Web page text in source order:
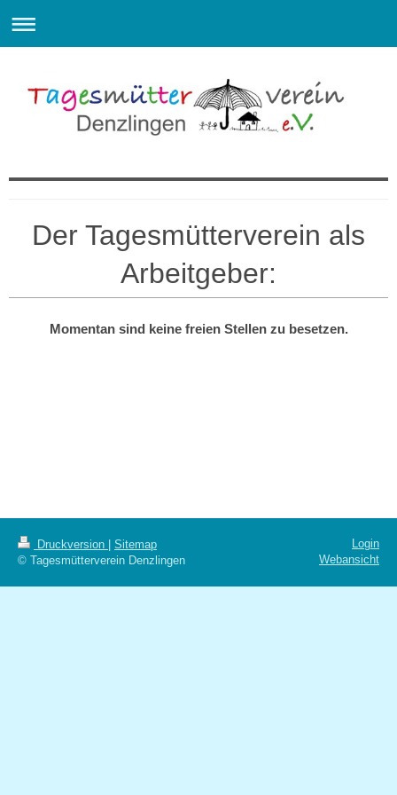
Der Tagesmütterverein als
Arbeitgeber:
Momentan sind keine freien Stellen zu besetzen.
Druckversion | Sitemap
© Tagesmütterverein Denzlingen
Login
Webansicht